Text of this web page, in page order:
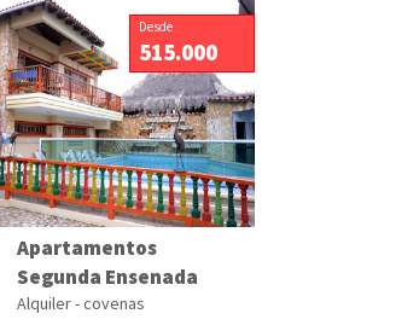
Desde
515.000
Apartamentos
Segunda Ensenada
Alquiler - covenas